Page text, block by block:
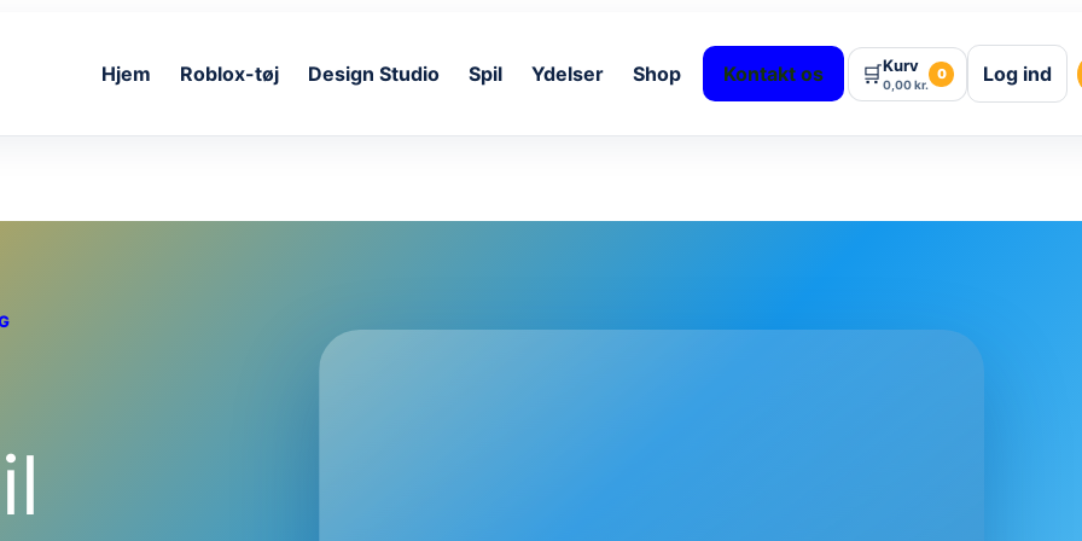
Hjem Roblox-tøj Design Studio Spil Ydelser Shop Kontakt os 🛒Kurv
0,00kr.
0 Log ind